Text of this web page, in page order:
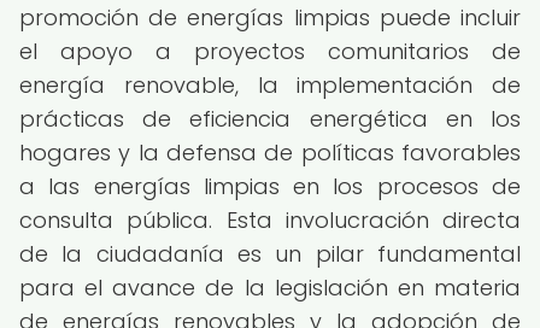
promoción de energías limpias puede incluir
el apoyo a proyectos comunitarios de
energía renovable, la implementación de
prácticas de eficiencia energética en los
hogares y la defensa de políticas favorables
a las energías limpias en los procesos de
consulta pública. Esta involucración directa
de la ciudadanía es un pilar fundamental
para el avance de la legislación en materia
de energías renovables y la adopción de